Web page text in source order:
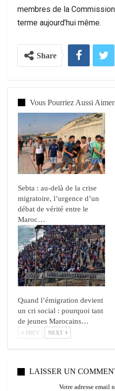
membres de la
terme aujourd’hui même.
Share
Vous Pourriez Aussi Aimer
Sebta : au-delà de la crise
migratoire, l’urgence d’un
débat de vérité entre le
Maroc…
Quand l’émigration devient
un cri social : pourquoi tant
de jeunes Marocains…
PREV NEXT
LAISSER UN
Votre adresse email